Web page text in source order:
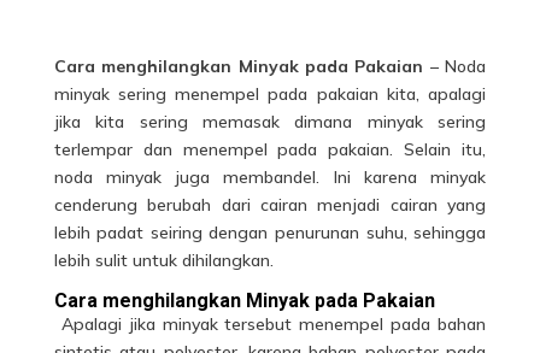
Cara menghilangkan Minyak pada Pakaian – Noda
minyak sering menempel pada pakaian kita, apalagi
jika kita sering memasak dimana minyak sering
terlempar dan menempel pada pakaian. Selain itu,
noda minyak juga membandel. Ini karena minyak
cenderung berubah dari cairan menjadi cairan yang
lebih padat seiring dengan penurunan suhu, sehingga
lebih sulit untuk dihilangkan.
Cara menghilangkan Minyak pada Pakaian
Apalagi jika minyak tersebut menempel pada bahan